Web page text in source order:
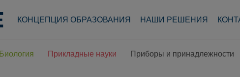
КОНЦЕПЦИЯ ОБРАЗОВАНИЯ НАШИ РЕШЕНИЯ
Биология Прикладные науки Приборы и принадлежности